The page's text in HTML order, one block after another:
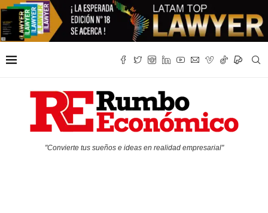
"Convierte tus sueños e ideas en realidad empresarial"